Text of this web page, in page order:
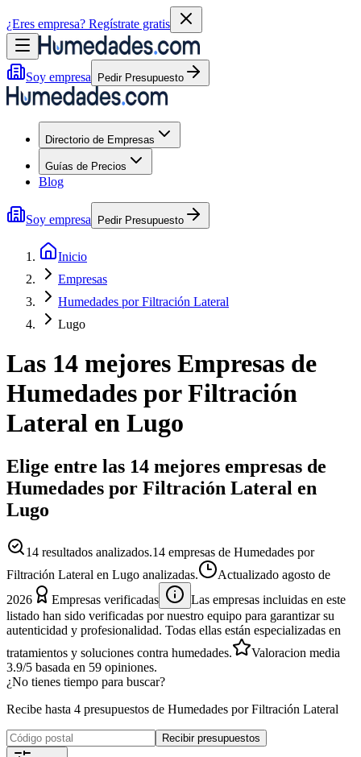
¿Eres empresa? Regístrate gratis
Soy empresa Pedir Presupuesto
Directorio de Empresas
Guías de Precios
Blog
Soy empresa Pedir Presupuesto
Inicio
Empresas
Humedades por Filtración Lateral
Lugo
Las 14 mejores Empresas de
Humedades por Filtración
Lateral en Lugo
Elige entre las 14 mejores empresas de
Humedades por Filtración Lateral en
Lugo
14 resultados analizados.14 empresas de Humedades por
Filtración Lateral en Lugo analizadas.
Actualizado agosto de
2026
Empresas verificadas
Las empresas incluidas en este
listado han sido verificadas por nuestro equipo para garantizar su
autenticidad y profesionalidad. Todas ellas están especializadas en
tratamientos y soluciones contra humedades.
Valoracion media
3.9/5 basada en 59 opiniones.
¿No tienes tiempo para buscar?
Recibe hasta 4 presupuestos de Humedades por Filtración Lateral
Recibir presupuestos